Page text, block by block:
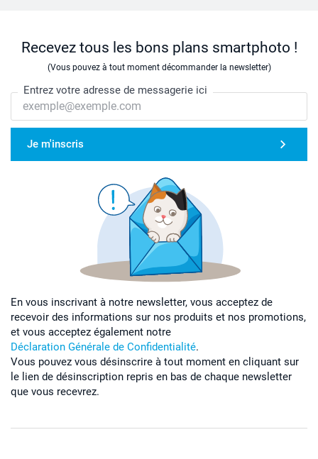
Recevez tous les bons plans smartphoto !
(Vous pouvez à tout moment décommander la newsletter)
Entrez votre adresse de messagerie ici
Je m'inscris
En vous inscrivant à notre newsletter, vous acceptez de
recevoir des informations sur nos produits et nos promotions,
et vous acceptez également notre
Déclaration Générale de Confidentialité.
Vous pouvez vous désinscrire à tout moment en cliquant sur
le lien de désinscription repris en bas de chaque newsletter
que vous recevrez.